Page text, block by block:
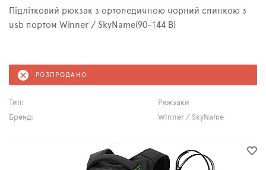
Підлітковий рюкзак з ортопедичною чорний спинкою з
usb портом Winner / SkyName(90-144 B)
РОЗПРОДАНО
Тип:
Рюкзаки
Бренд:
Winner / SkyName